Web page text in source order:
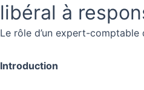
libéral à
Le rôle d’un expert-comptable
Introduction
une
société
d’exercice
à